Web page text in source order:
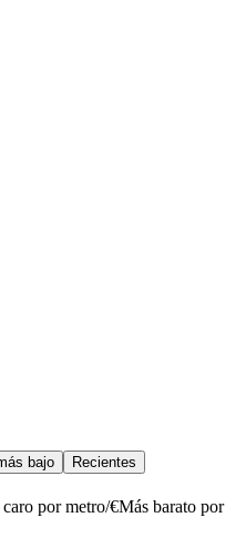
bajo
Recientes
por metro/€Más barato por